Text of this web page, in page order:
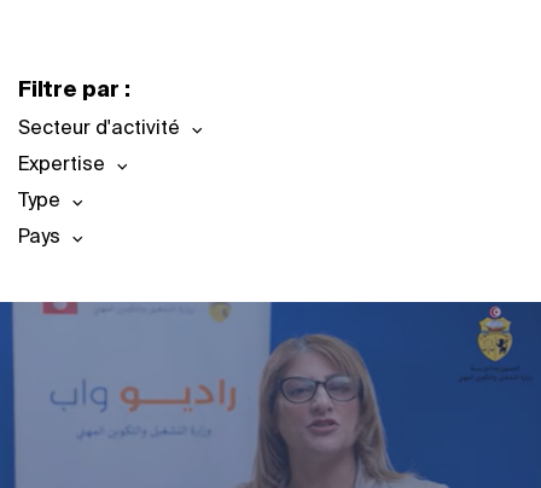
Filtre par :
Secteur d'activité
Expertise
Type
Pays